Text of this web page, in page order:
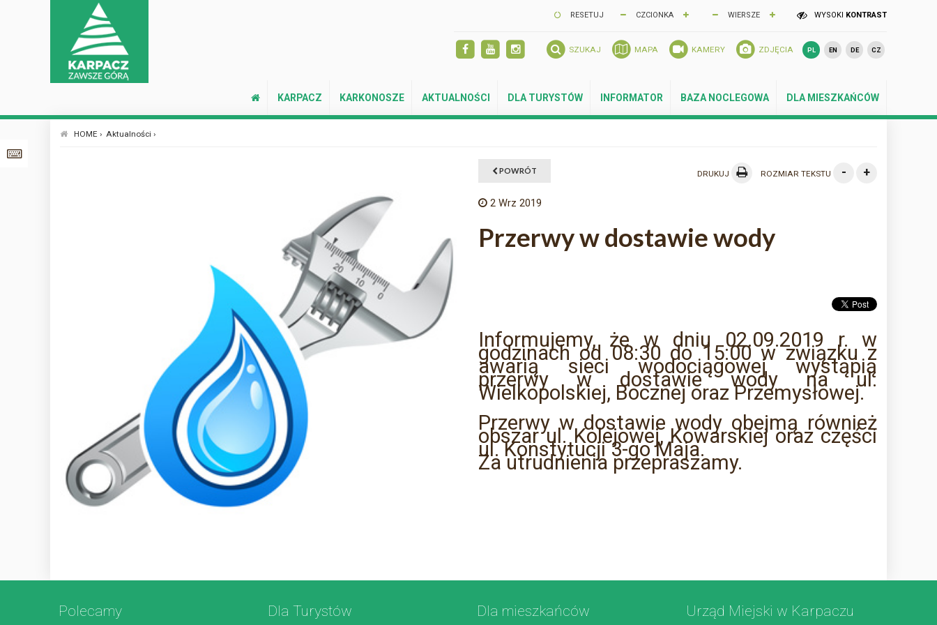
RESETUJ CZCIONKA WIERSZE WYSOKI KONTRAST
SZUKAJ MAPA KAMERY ZDJĘCIA PL EN DE CZ
KARPACZ KARKONOSZE AKTUALNOŚCI DLA TURYSTÓW INFORMATOR BAZA NOCLEGOWA DLA MIESZKAŃCÓW
HOME › Aktualności ›
POWRÓT DRUKUJ ROZMIAR TEKSTU - +
2 Wrz 2019
Przerwy w dostawie wody
Informujemy, że w dniu 02.09.2019 r. w
godzinach od 08:30 do 15:00 w związku z
awarią sieci wodociągowej wystąpią
przerwy w dostawie wody na ul.
Wielkopolskiej, Bocznej oraz Przemysłowej.
Przerwy w dostawie wody obejmą również
obszar ul. Kolejowej, Kowarskiej oraz części
ul. Konstytucji 3-go Maja.
Za utrudnienia przepraszamy.
Polecamy Dla Turystów Dla mieszkańców Urząd Miejski w Karpaczu